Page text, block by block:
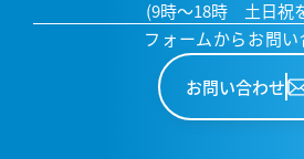
(9時～18時 土日祝
フォームからお問い
お問い合わせ